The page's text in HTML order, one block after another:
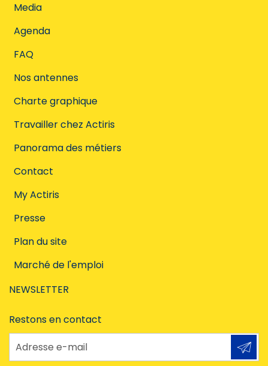
Media
Agenda
FAQ
Nos antennes
Charte graphique
Travailler chez Actiris
Panorama des métiers
Contact
My Actiris
Presse
Plan du site
Marché de l'emploi
NEWSLETTER
Restons en contact
Adresse e-mail